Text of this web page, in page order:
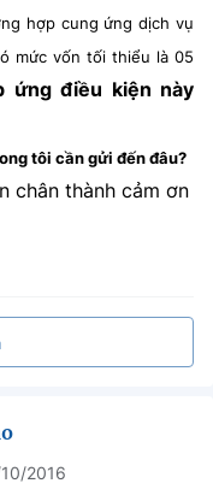
hợp cung ứng dịch vụ
mức vốn tối thiểu là 05
ứng điều kiện này
tôi cần gửi đến đâu?
chân thành cảm ơn
2016